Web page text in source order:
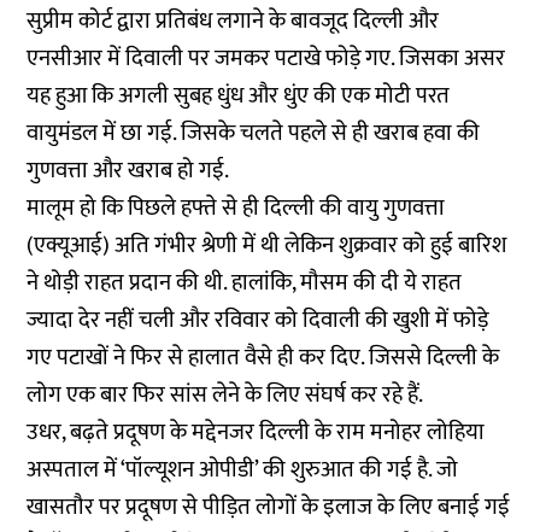
सुप्रीम कोर्ट द्वारा प्रतिबंध लगाने के बावजूद दिल्ली और
एनसीआर में दिवाली पर जमकर पटाखे फोड़े गए. जिसका असर
यह हुआ कि अगली सुबह धुंध और धुंए की एक मोटी परत
वायुमंडल में छा गई. जिसके चलते पहले से ही खराब हवा की
गुणवत्ता और खराब हो गई.
मालूम हो कि पिछले हफ्ते से ही दिल्ली की वायु गुणवत्ता
(एक्यूआई) अति गंभीर श्रेणी में थी लेकिन शुक्रवार को हुई बारिश
ने थोड़ी राहत प्रदान की थी. हालांकि, मौसम की दी ये राहत
ज्यादा देर नहीं चली और रविवार को दिवाली की खुशी में फोड़े
गए पटाखों ने फिर से हालात वैसे ही कर दिए. जिससे दिल्ली के
लोग एक बार फिर सांस लेने के लिए संघर्ष कर रहे हैं.
उधर, बढ़ते प्रदूषण के मद्देनजर दिल्ली के राम मनोहर लोहिया
अस्पताल में ‘पॉल्यूशन ओपीडी’ की शुरुआत की गई है. जो
खासतौर पर प्रदूषण से पीड़ित लोगों के इलाज के लिए बनाई गई